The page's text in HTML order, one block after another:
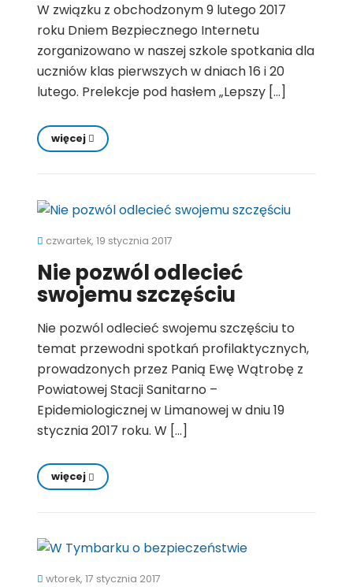
W związku z obchodzonym 9 lutego 2017
roku Dniem Bezpiecznego Internetu
zorganizowano w naszej szkole spotkania dla
uczniów klas pierwszych w dniach 16 i 20
lutego. Prelekcje pod hasłem „Lepszy […]
więcej
czwartek, 19 stycznia 2017
Nie pozwól odlecieć
swojemu szczęściu
Nie pozwól odlecieć swojemu szczęściu to
temat przewodni spotkań profilaktycznych,
prowadzonych przez Panią Ewę Wątrobę z
Powiatowej Stacji Sanitarno –
Epidemiologicznej w Limanowej w dniu 19
stycznia 2017 roku. W […]
więcej
wtorek, 17 stycznia 2017